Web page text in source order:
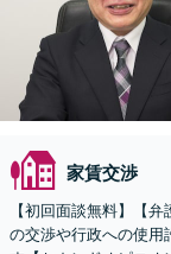
家賃交渉
【初回面談無料】【
の交渉や行政への使用